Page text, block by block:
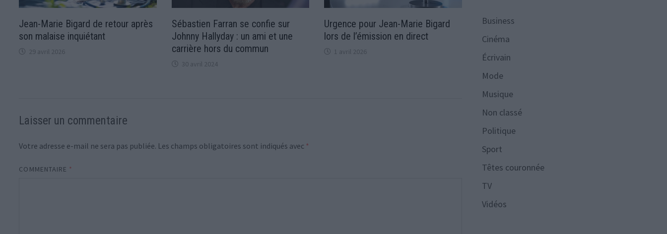
Jean-Marie Bigard de retour après
son malaise inquiétant
29 avril 2026
Sébastien Farran se confie sur
Johnny Hallyday : un ami et une
carrière hors du commun
30 avril 2024
Urgence pour Jean-Marie Bigard
lors de l’émission en direct
1 avril 2026
Laisser un commentaire
Votre adresse e-mail ne sera pas publiée. Les champs obligatoires sont indiqués avec *
COMMENTAIRE *
Business
Cinéma
Écrivain
Mode
Musique
Non classé
Politique
Sport
Têtes couronnée
TV
Vidéos